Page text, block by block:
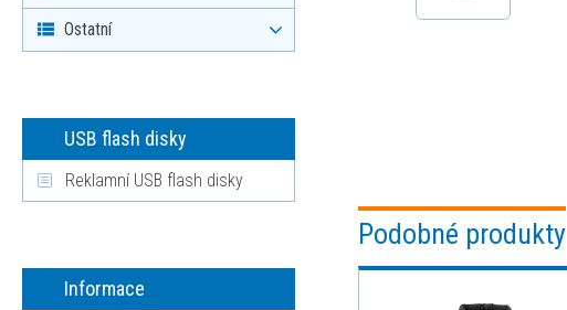
Ostatní
USB flash disky
Reklamní USB flash disky
Informace
Podobné produkty